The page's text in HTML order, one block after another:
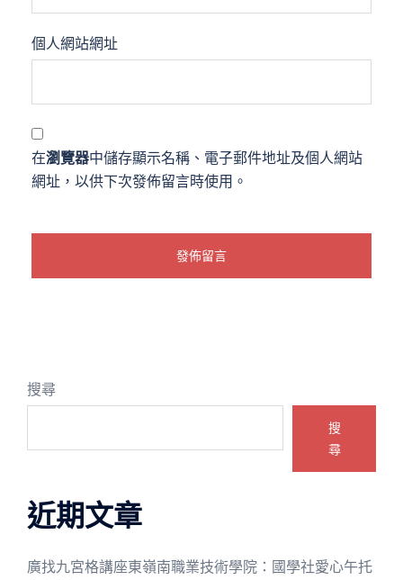
個人網站網址
在瀏覽器中儲存顯示名稱、電子郵件地址及個人網站
網址，以供下次發佈留言時使用。
搜尋
搜
尋
近期文章
廣找九宮格講座東嶺南職業技術學院：國學社愛心午托